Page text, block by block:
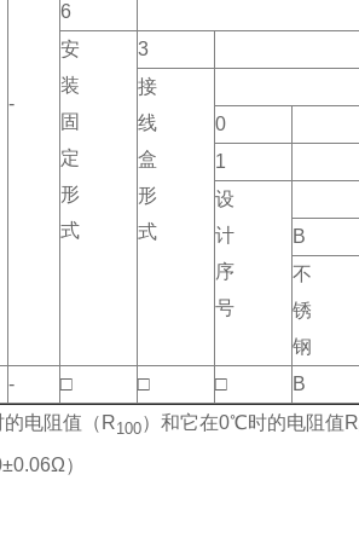
-
6
安
装
固
定
形
式
3
接
线
盒
形
式
0
1
设
计
序
号
B
不
锈
钢
- □ □ □
B
电阻值（R100）和它在0℃时的电阻值R
）